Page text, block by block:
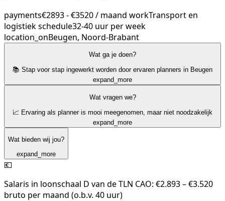
payments€2893 - €3520 / maand workTransport en
logistiekschedule32-40 uur per week
location_onBeugen, Noord-Brabant
Wat ga je doen?
📚 Stap voor stap ingewerkt worden door ervaren planners in Beugen
expand_more
Wat vragen we?
📈 Ervaring als planner is mooi meegenomen, maar niet noodzakelijk
expand_more
Wat bieden wij jou?
expand_more
💶
Salaris in loonschaal D van de TLN CAO: €2.893 – €3.520
bruto per maand (o.b.v. 40 uur)